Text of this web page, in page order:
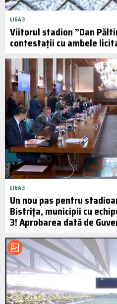
LIGA 3
Viitorul stadion ”Dan
contestații cu ambele
LIGA 3
Un nou pas pentru
Bistrița, municipii cu
3! Aprobarea dată de